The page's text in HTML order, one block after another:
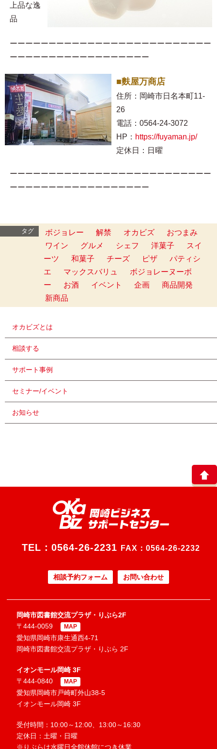
上品な逸
品
ーーーーーーーーーーーーーーーーーーーーーーーーーー
ーーーーーーーーーーーーーーーーーー
■麩屋万商店
住所：岡崎市日名本町11-
26
電話：0564-24-3072
HP： https://fuyaman.jp/
定休日：日曜
ーーーーーーーーーーーーーーーーーーーーーーーーーー
ーーーーーーーーーーーーーーーーーー
タグ ボジョレー 解禁 オカビズ
おつまみ
ワイン
グルメ シェフ 洋菓子
スイ
ーツ
和菓子 チーズ ピザ
パティシ
エ
マックスバリュ
ボジョレーヌーボ
ー
お酒 イベント 企画
商品開発
新商品
オカビズとは
相談する
サポート事例
セミナー/イベント
お知らせ
TEL： 0564-26-2231 FAX：0564-26-2232
相談予約フォーム お問い合わせ
岡崎市図書館交流プラザ・りぶら2F
〒444-0059
MAP
愛知県岡崎市康生通西4-71
岡崎市図書館交流プラザ・りぶら 2F
イオンモール岡崎 3F
〒444-0840
MAP
愛知県岡崎市戸崎町外山38-5
イオンモール岡崎 3F
受付時間：10:00～12:00、13:00～16:30
定休日：土曜・日曜
※りぶらは水曜日全館休館につき休業